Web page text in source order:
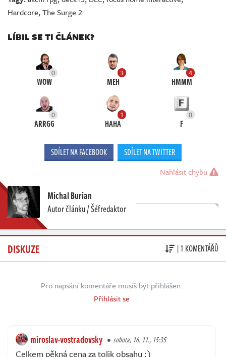
Hardcore,The Surge 2
LÍBIL SE TI ČLÁNEK?
0
WOW
3
MEH
4
HMMM
0
ARRGG
1
HAHA
0
F
SDÍLET NA FACEBOOK SDÍLET NA TWITTER
Nahlásit chybu
Michal Burian
Autor článku / Šéfredaktor
DISKUZE | 1 KOMENTÁŘŮ
Pro napsání komentáře musíš být přihlášen.
Přihlásit se
miroslav-vostradovsky sobota, 16. 11., 15:35
Celkem pěkná cena za tolik obsahu :)